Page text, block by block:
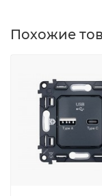
Похожие